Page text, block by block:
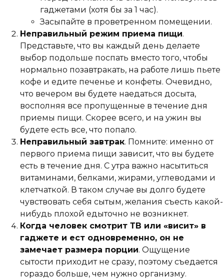
гаджетами (хотя бы за 1 час).
Засыпайте в проветренном помещении.
Неправильный режим приема пищи.
Представьте, что вы каждый день делаете
выбор подольше поспать вместо того, чтобы
нормально позавтракать, на работе лишь пьете
кофе и едите печенье и конфеты. Очевидно,
что вечером вы будете наедаться досыта,
восполняя все пропущенные в течение дня
приемы пищи. Скорее всего, и на ужин вы
будете есть все, что попало.
Неправильный завтрак. Помните: именно от
первого приема пищи зависит, что вы будете
есть в течение дня. С утра важно насытиться
витаминами, белками, жирами, углеводами и
клетчаткой. В таком случае вы долго будете
чувствовать себя сытым, желания съесть какой-
нибудь плохой едыточно не возникнет.
Когда человек смотрит ТВ или «висит» в
гаджете и ест одновременно, он не
замечает размера порции. Ощущение
сытости приходит не сразу, поэтому съедается
гораздо больше, чем нужно организму.